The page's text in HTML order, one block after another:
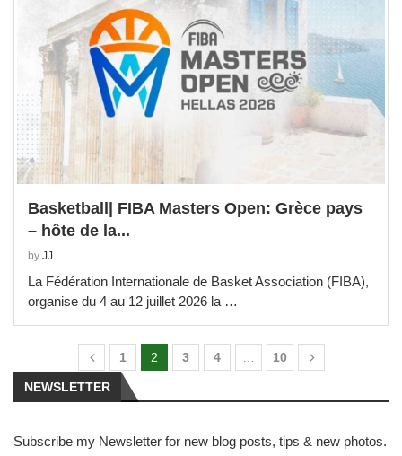
Basketball| FIBA Masters Open: Grèce pays
– hôte de la...
by JJ
La Fédération Internationale de Basket Association (FIBA),
organise du 4 au 12 juillet 2026 la …
1 2 3 4 10
NEWSLETTER
Subscribe my Newsletter for new blog posts, tips & new photos.